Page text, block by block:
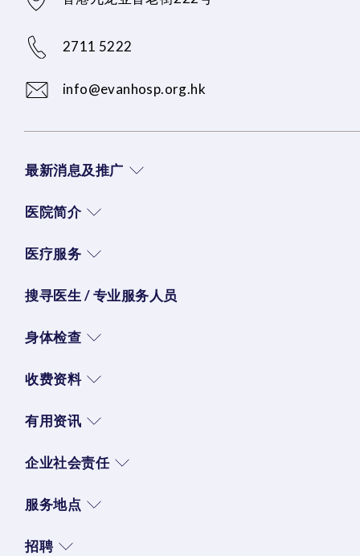
2711 5222
info@evanhosp.org.hk
最新消息及推广
医院简介
医疗服务
搜寻医生 / 专业服务人员
身体检查
收费资料
有用资讯
企业社会责任
服务地点
招聘